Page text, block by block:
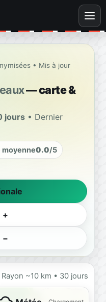
• Mis à jour
— carte &
jours • Dernier
0.0/5
+
−
Rayon ~10 km • 30 jours